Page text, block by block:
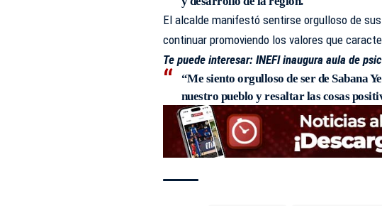
El alcalde manifestó sentirse orgulloso de
continuar promoviendo los valores que
Te puede interesar:INEFI inaugura aula de
“Me siento orgulloso de ser de Sabana
nuestro pueblo y resaltar las cosas